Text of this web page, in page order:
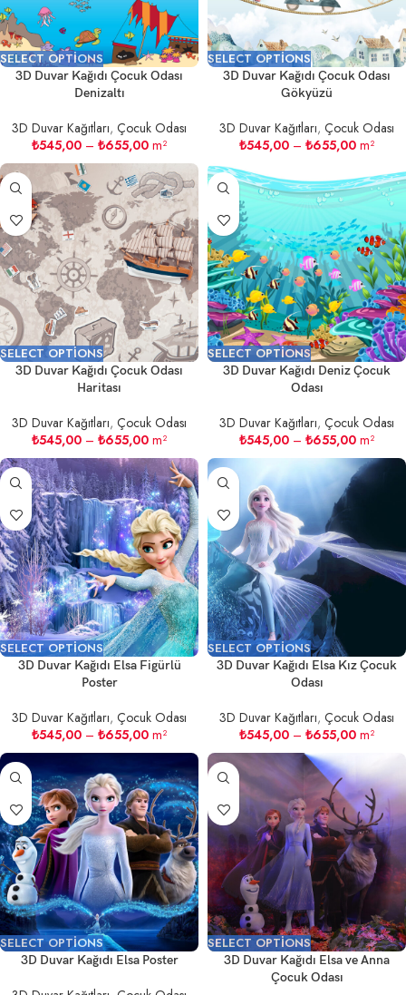
SELECT OPTIONS
3D Duvar Kağıdı Çocuk Odası
Denizaltı
3D Duvar Kağıtları, Çocuk Odası
₺545,00 – ₺655,00 m²
SELECT OPTIONS
3D Duvar Kağıdı Çocuk Odası
Gökyüzü
3D Duvar Kağıtları, Çocuk Odası
₺545,00 – ₺655,00 m²
SELECT OPTIONS
3D Duvar Kağıdı Çocuk Odası
Haritası
3D Duvar Kağıtları, Çocuk Odası
₺545,00 – ₺655,00 m²
SELECT OPTIONS
3D Duvar Kağıdı Deniz Çocuk
Odası
3D Duvar Kağıtları, Çocuk Odası
₺545,00 – ₺655,00 m²
SELECT OPTIONS
3D Duvar Kağıdı Elsa Figürlü
Poster
3D Duvar Kağıtları, Çocuk Odası
₺545,00 – ₺655,00 m²
SELECT OPTIONS
3D Duvar Kağıdı Elsa Kız Çocuk
Odası
3D Duvar Kağıtları, Çocuk Odası
₺545,00 – ₺655,00 m²
SELECT OPTIONS
3D Duvar Kağıdı Elsa Poster
SELECT OPTIONS
3D Duvar Kağıdı Elsa ve Anna
Çocuk Odası